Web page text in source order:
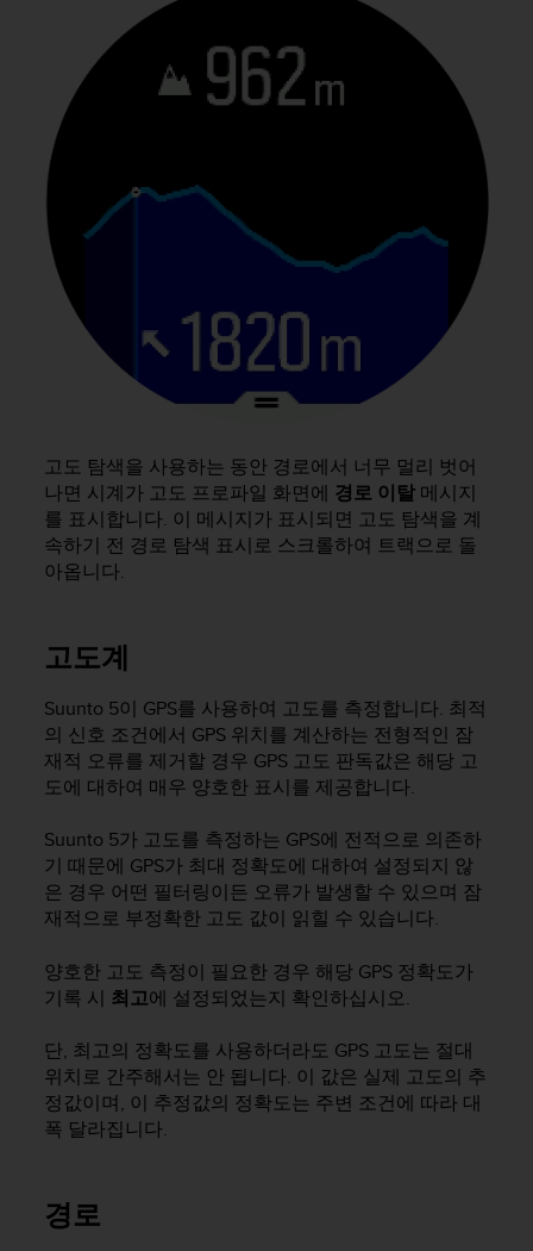
고도 탐색을 사용하는 동안 경로에서 너무 멀리 벗어
나면 시계가 고도 프로파일 화면에 경로 이탈 메시지
를 표시합니다. 이 메시지가 표시되면 고도 탐색을 계
속하기 전 경로 탐색 표시로 스크롤하여 트랙으로 돌
아옵니다.
고도계
Suunto 5이 GPS를 사용하여 고도를 측정합니다. 최적
의 신호 조건에서 GPS 위치를 계산하는 전형적인 잠
재적 오류를 제거할 경우 GPS 고도 판독값은 해당 고
도에 대하여 매우 양호한 표시를 제공합니다.
Suunto 5가 고도를 측정하는 GPS에 전적으로 의존하
기 때문에 GPS가 최대 정확도에 대하여 설정되지 않
은 경우 어떤 필터링이든 오류가 발생할 수 있으며 잠
재적으로 부정확한 고도 값이 읽힐 수 있습니다.
양호한 고도 측정이 필요한 경우 해당 GPS 정확도가
기록 시 최고에 설정되었는지 확인하십시오.
단, 최고의 정확도를 사용하더라도 GPS 고도는 절대
위치로 간주해서는 안 됩니다. 이 값은 실제 고도의 추
정값이며, 이 추정값의 정확도는 주변 조건에 따라 대
폭 달라집니다.
경로